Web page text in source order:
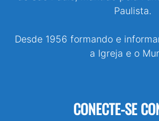
Paulista.
Desde 1956 formando e
a Igreja e o
CONECTE-SE